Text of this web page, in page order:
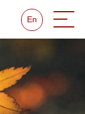
En